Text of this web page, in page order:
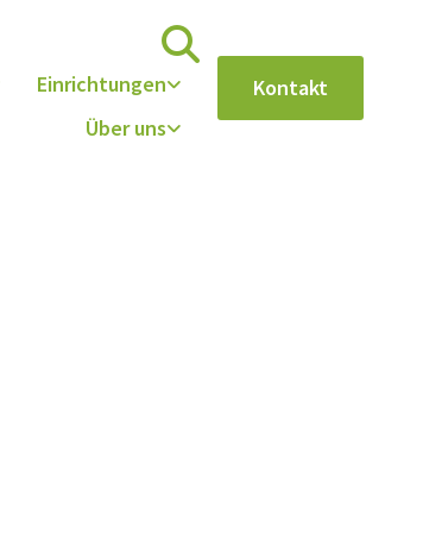
Einrichtungen
Über uns
Kontakt